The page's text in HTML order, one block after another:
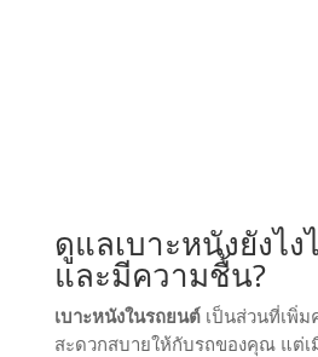
ดูแลเบาะหนังยังไ
และมีความชื้น?
เบาะหนังในรถยนต์เป็นส่วนที่เพิ่ม
สะดวกสบายให้กับรถของคุณ แต่เ